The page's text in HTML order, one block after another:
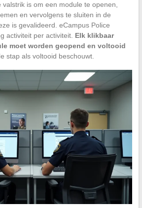
valstrik is om een module te openen,
en vervolgens te sluiten in de
is gevalideerd. eCampus Police
activiteit per activiteit. Elk klikbaar
moet worden geopend en voltooid
stap als voltooid beschouwt.